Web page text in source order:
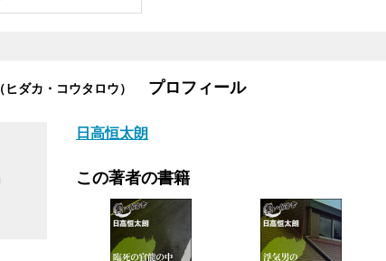
（ヒダカ・コウタロウ） プロフィール
日高恒太朗
この著者の書籍